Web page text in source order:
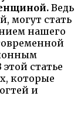
Ведь
могут стать
нашего
статье
которые
и